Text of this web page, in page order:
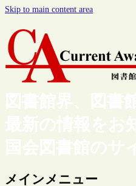
Skip to main content area
図書館界、図書
最新の情報をお
国会図書館のサ
メインメニュー